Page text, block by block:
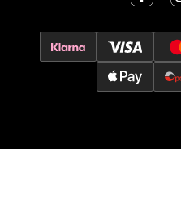
Lillehammer -
Strandtorget, 2609
Åpent i dag 09-20